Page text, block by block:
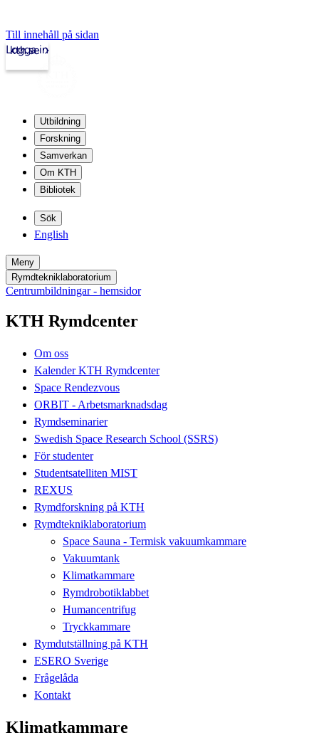
Till innehåll på sidan
kth.se
Logga in
Utbildning
Forskning
Samverkan
Om KTH
Bibliotek
Sök
English
Meny
Rymdtekniklaboratorium
Centrumbildningar - hemsidor
KTH Rymdcenter
Om oss
Kalender KTH Rymdcenter
Space Rendezvous
ORBIT - Arbetsmarknadsdag
Rymdseminarier
Swedish Space Research School (SSRS)
För studenter
Studentsatelliten MIST
REXUS
Rymdforskning på KTH
Rymdtekniklaboratorium
Space Sauna - Termisk vakuumkammare
Vakuumtank
Klimatkammare
Rymdrobotiklabbet
Humancentrifug
Tryckkammare
Rymdutställning på KTH
ESERO Sverige
Frågelåda
Kontakt
Klimatkammare